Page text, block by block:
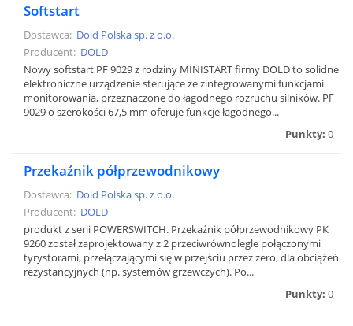
Softstart
Dostawca: Dold Polska sp. z o.o.
Producent: DOLD
Nowy softstart PF 9029 z rodziny MINISTART firmy DOLD to solidne
elektroniczne urządzenie sterujące ze zintegrowanymi funkcjami
monitorowania, przeznaczone do łagodnego rozruchu silników. PF
9029 o szerokości 67,5 mm oferuje funkcje łagodnego...
Punkty: 0
Przekaźnik półprzewodnikowy
Dostawca: Dold Polska sp. z o.o.
Producent: DOLD
produkt z serii POWERSWITCH. Przekaźnik półprzewodnikowy PK
9260 został zaprojektowany z 2 przeciwrównolegle połączonymi
tyrystorami, przełączającymi się w przejściu przez zero, dla obciążeń
rezystancyjnych (np. systemów grzewczych). Po...
Punkty: 0